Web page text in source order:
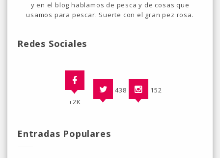
y en el blog hablamos de pesca y de cosas que
usamos para pescar. Suerte con el gran pez rosa.
Redes Sociales
+2K
438 152
Entradas Populares